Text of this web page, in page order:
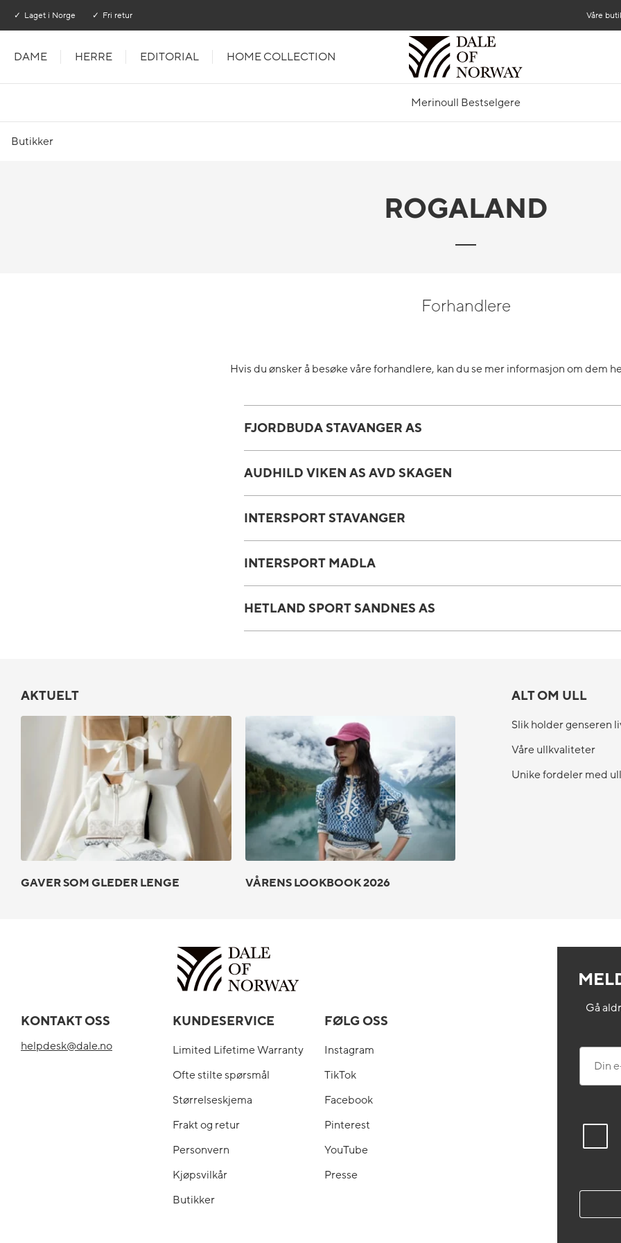
Laget i Norge Fri retur
DAME HERRE EDITORIAL HOME COLLECTION
Merinoull Bestselgere
Våre
Butikker
ROGALAND
Forhandlere
Hvis du ønsker å besøke våre forhandlere, kan du se mer informasjon om dem
FJORDBUDA STAVANGER AS
AUDHILD VIKEN AS AVD SKAGEN
INTERSPORT STAVANGER
INTERSPORT MADLA
HETLAND SPORT SANDNES AS
AKTUELT
GAVER SOM GLEDER LENGE VÅRENS LOOKBOOK 2026
ALT OM ULL
Slik holder genseren
Våre ullkvaliteter
Unike fordeler med ull
Gå
KUNDESERVICE
Limited Lifetime Warranty
Ofte stilte spørsmål
Størrelseskjema
Frakt og retur
Personvern
Kjøpsvilkår
Butikker
KONTAKT OSS
helpdesk@dale.no
FØLG OSS
Instagram
TikTok
Facebook
Pinterest
YouTube
Presse